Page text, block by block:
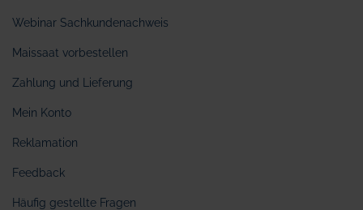
Webinar Sachkundenachweis
Maissaat vorbestellen
Zahlung und Lieferung
Mein Konto
Reklamation
Feedback
Häufig gestellte Fragen